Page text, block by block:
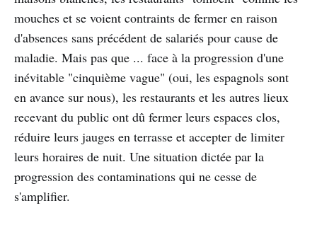
mouches et se voient contraints de fermer en raison
d'absences sans précédent de salariés pour cause de
maladie. Mais pas que ... face à la progression d'une
inévitable "cinquième vague" (oui, les espagnols sont
en avance sur nous), les restaurants et les autres lieux
recevant du public ont dû fermer leurs espaces clos,
réduire leurs jauges en terrasse et accepter de limiter
leurs horaires de nuit. Une situation dictée par la
progression des contaminations qui ne cesse de
s'amplifier.